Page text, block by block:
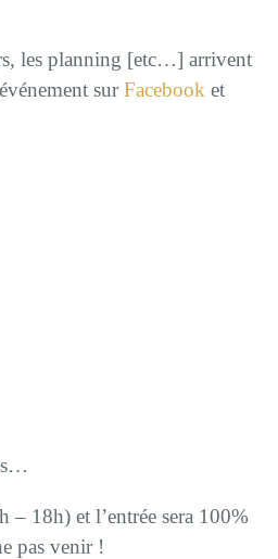
les planning [etc…] arrivent
surFacebook et
18h) et l’entrée sera 100%
pas venir !